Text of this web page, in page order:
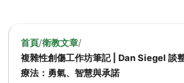
首頁/衛教文章/
複雜性創傷工作坊筆記 | Dan Siegel 談
療法：勇氣、智慧與承諾